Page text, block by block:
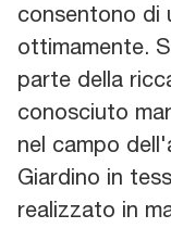
consentono di
ottimamente.
parte della
conosciuto
nel campo
Giardino in
realizzato in